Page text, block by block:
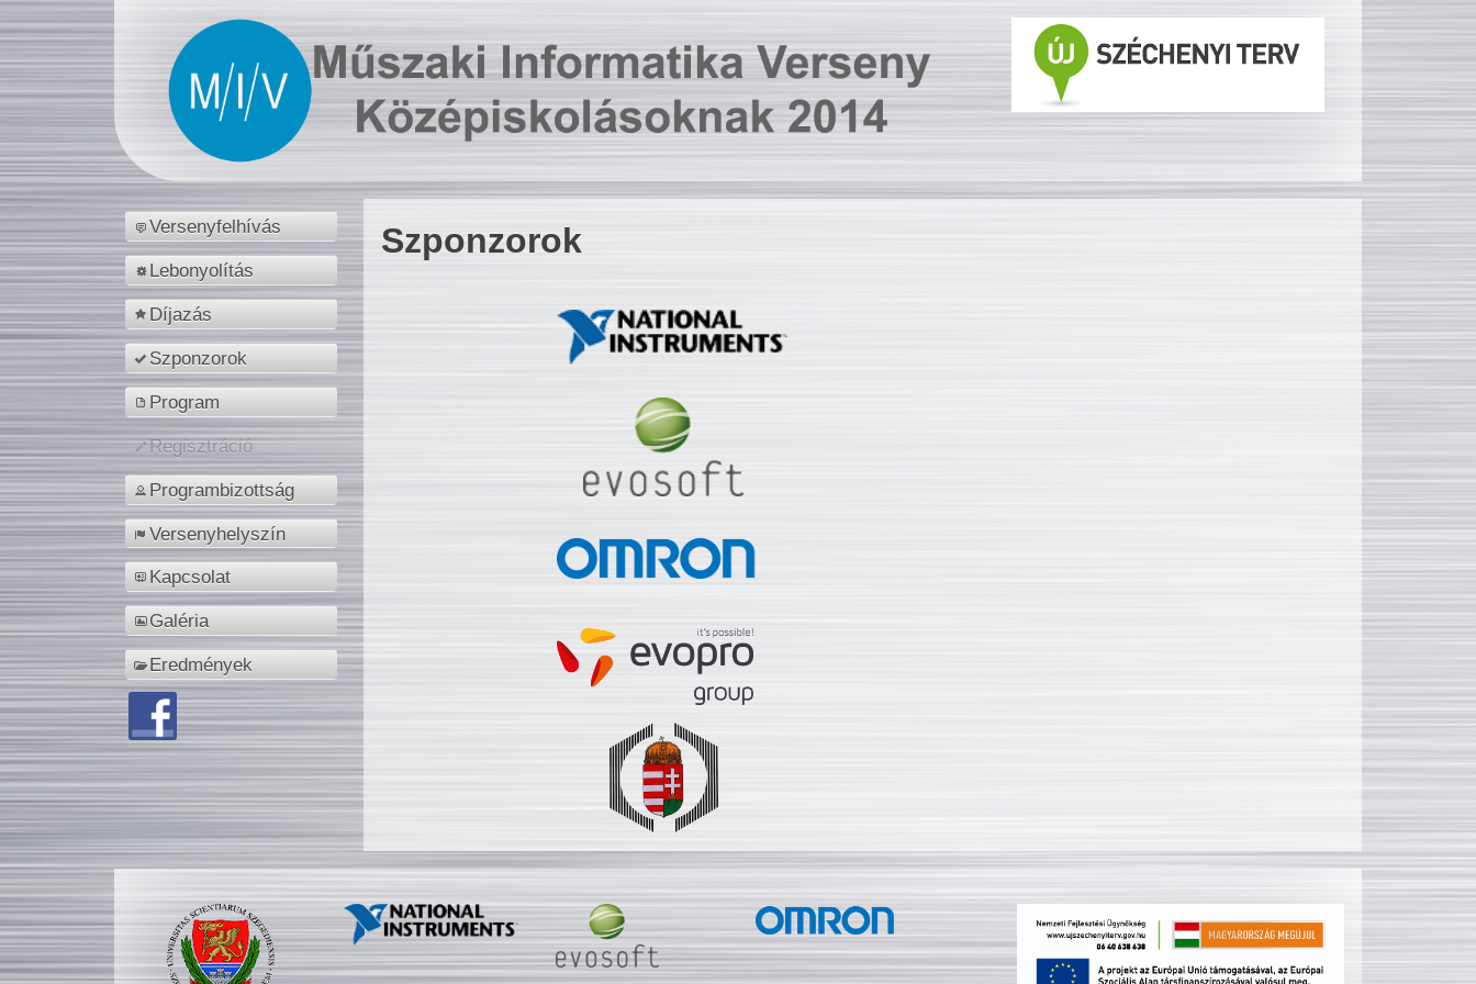
Versenyfelhívás
Lebonyolítás
Díjazás
Szponzorok
Program
Regisztráció
Programbizottság
Versenyhelyszín
Kapcsolat
Galéria
Eredmények
Szponzorok